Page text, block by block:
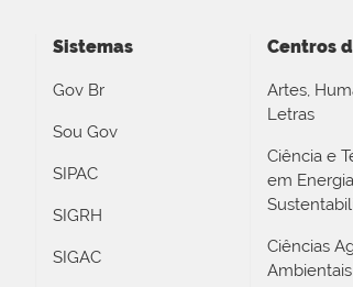
Sistemas
Gov Br
Sou Gov
SIPAC
SIGRH
SIGAC
Centros
Artes,
Letras
Ciência e
em
Ciências